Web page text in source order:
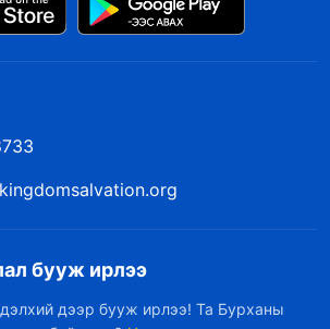
бууж ирлээ
дээр бууж ирлээ! Та Бурханы